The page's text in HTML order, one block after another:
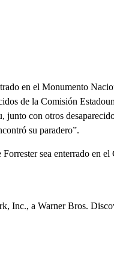
en el Monumento
de la Comisión
con otros
su paradero”.
sea enterrado en
Inc., a Warner Bros.